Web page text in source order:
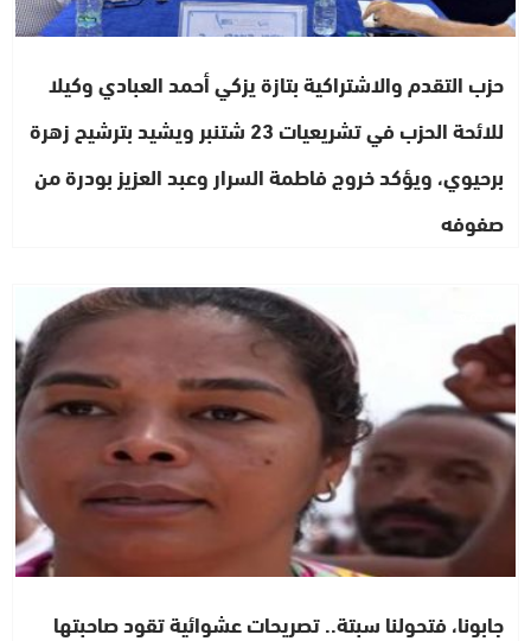
حزب التقدم والاشتراكية بتازة يزكي أحمد العبادي وكيلا
للائحة الحزب في تشريعيات 23 شتنبر ويشيد بترشيح زهرة
برحيوي، ويؤكد خروج فاطمة السرار وعبد العزيز بودرة من
صفوفه
جابونا، فتحولنا سبتة.. تصريحات عشوائية تقود صاحبتها